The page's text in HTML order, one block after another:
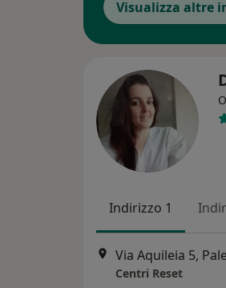
Visualizza altre
Indirizzo 1
Via Aquileia 5,
Centri Reset